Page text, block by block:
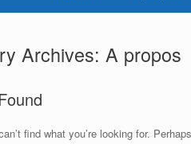
Archives: A propos
find what you’re looking for.